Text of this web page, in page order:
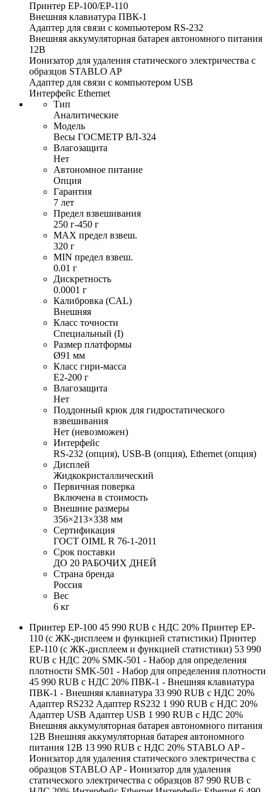
Принтер EP-100/EP-110
Внешняя клавиатура ПВК-1
Адаптер для связи с компьютером RS-232
Внешняя аккумуляторная батарея автономного питания
12В
Ионизатор для удаления статического электричества с
образцов STABLO AP
Адаптер для связи с компьютером USB
Интерфейс Ethernet
Тип
Аналитические
Модель
Весы ГОСМЕТР ВЛ-324
Влагозащита
Нет
Автономное питание
Опция
Гарантия
7 лет
Предел взвешивания
250 г-450 г
MAX предел взвеш.
320 г
MIN предел взвеш.
0.01 г
Дискретность
0.0001 г
Калибровка (CAL)
Внешняя
Класс точности
Специальный (I)
Размер платформы
Ø91 мм
Класс гири-масса
E2-200 г
Влагозащита
Нет
Поддонный крюк для гидростатического
взвешивания
Нет (невозможен)
Интерфейс
RS-232 (опция), USB-B (опция), Ethernet (опция)
Дисплей
Жидкокристаллический
Первичная поверка
Включена в стоимость
Внешние размеры
356×213×338 мм
Сертификация
ГОСТ OIML R 76-1-2011
Срок поставки
ДО 20 РАБОЧИХ ДНЕЙ
Страна бренда
Россия
Вес
6 кг
Принтер EP-100 45 990 RUB с НДС 20% Принтер EP-
110 (с ЖК-дисплеем и функцией статистики) Принтер
EP-110 (с ЖК-дисплеем и функцией статистики) 53 990
RUB с НДС 20% SMK-501 - Набор для определения
плотности SMK-501 - Набор для определения плотности
45 990 RUB с НДС 20% ПВК-1 - Внешняя клавиатура
ПВК-1 - Внешняя клавиатура 33 990 RUB с НДС 20%
Адаптер RS232 Адаптер RS232 1 990 RUB с НДС 20%
Адаптер USB Адаптер USB 1 990 RUB с НДС 20%
Внешняя аккумуляторная батарея автономного питания
12В Внешняя аккумуляторная батарея автономного
питания 12В 13 990 RUB с НДС 20% STABLO AP -
Ионизатор для удаления статического электричества с
образцов STABLO AP - Ионизатор для удаления
статического электричества с образцов 87 990 RUB с